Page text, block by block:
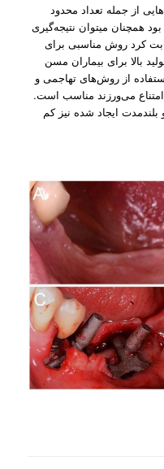
از جمله تعداد محدود
همچنان میتوان نتیجه‌گیری
کرد روش مناسبی برای
بالا برای بیماران مسن
از روش‌های تهاجمی و
امتناع می‌ورزند مناسب است.
ایجاد شده نیز کم